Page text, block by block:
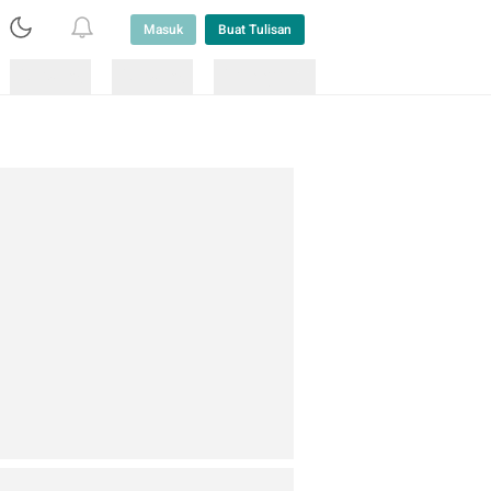
Masuk Buat Tulisan